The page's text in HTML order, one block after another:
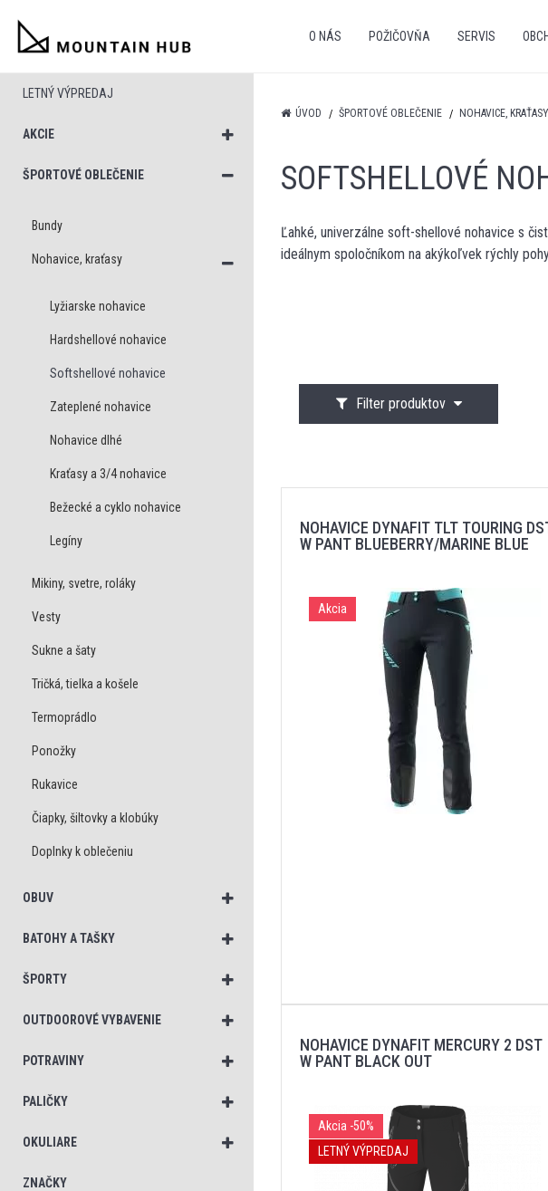
O NÁS POŽIČOVŇA SERVIS
LETNÝ VÝPREDAJ
AKCIE
ŠPORTOVÉ OBLEČENIE
Bundy
Nohavice, kraťasy
Lyžiarske nohavice
Hardshellové nohavice
Softshellové nohavice
Zateplené nohavice
Nohavice dlhé
Kraťasy a 3/4 nohavice
Bežecké a cyklo nohavice
Legíny
Mikiny, svetre, roláky
Vesty
Sukne a šaty
Tričká, tielka a košele
Termoprádlo
Ponožky
Rukavice
Čiapky, šiltovky a klobúky
Doplnky k oblečeniu
OBUV
BATOHY A TAŠKY
ŠPORTY
OUTDOOROVÉ VYBAVENIE
POTRAVINY
PALIČKY
OKULIARE
ZNAČKY
ÚVOD ŠPORTOVÉ OBLEČENIE NOHAVICE, KRAŤASY
SOFTSHELLOVÉ
Ľahké, univerzálne soft-shellové nohavice s
ideálnym spoločníkom na akýkoľvek rýchly
Filter produktov
NOHAVICE DYNAFIT TLT TOURING
W PANT BLUEBERRY/MARINE BLUE
Akcia
NOHAVICE DYNAFIT MERCURY 2 DST
W PANT BLACK OUT
Akcia -50%
LETNÝ VÝPREDAJ